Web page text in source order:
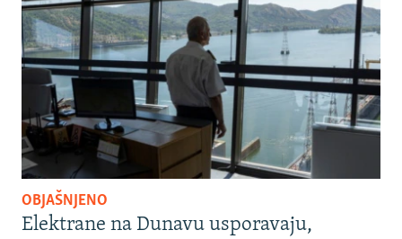
OBJAŠNJENO
Elektrane na Dunavu usporavaju,